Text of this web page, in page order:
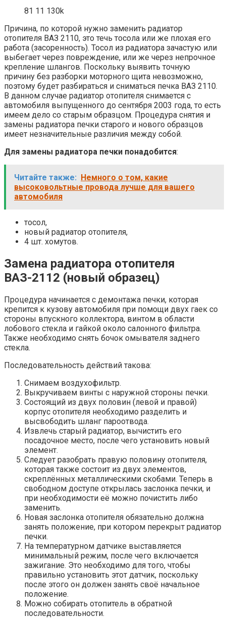
81 11 130k
Причина, по которой нужно заменить радиатор
отопителя ВАЗ 2110, это течь тосола или же плохая его
работа (засоренность). Тосол из радиатора зачастую или
выбегает через повреждение, или же через непрочное
крепление шлангов. Поскольку выявить точную
причину без разборки моторного щита невозможно,
поэтому будет разбираться и сниматься печка ВАЗ 2110.
В данном случае радиатор отопителя снимается с
автомобиля выпущенного до сентября 2003 года, то есть
имеем дело со старым образцом. Процедура снятия и
замены радиатора печки старого и нового образцов
имеет незначительные различия между собой.
Для замены радиатора печки понадобится:
Читайте также:
Немного о том, какие
высоковольтные провода лучше для вашего
автомобиля
тосол,
новый радиатор отопителя,
4 шт. хомутов.
Замена радиатора отопителя
ВАЗ-2112 (новый образец)
Процедура начинается с демонтажа печки, которая
крепится к кузову автомобиля при помощи двух гаек со
стороны впускного коллектора, винтом в области
лобового стекла и гайкой около салонного фильтра.
Также необходимо снять бочок омывателя заднего
стекла.
Последовательность действий такова:
Снимаем воздухофильтр.
Выкручиваем винты с наружной стороны печки.
Состоящий из двух половин (левой и правой)
корпус отопителя необходимо разделить и
высвободить шланг пароотвода.
Извлечь старый радиатор, вычистить его
посадочное место, после чего установить новый
элемент.
Следует разобрать правую половину отопителя,
которая также состоит из двух элементов,
скреплённых металлическими скобами. Теперь в
свободном доступе открылась заслонка печки, и
при необходимости её можно почистить либо
заменить.
Новая заслонка отопителя обязательно должна
занять положение, при котором перекрыт радиатор
печки.
На температурном датчике выставляется
минимальный режим, после чего включается
зажигание. Это необходимо для того, чтобы
правильно установить этот датчик, поскольку
после этого он должен занять своё начальное
положение.
Можно собирать отопитель в обратной
последовательности.